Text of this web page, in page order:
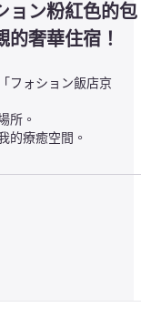
ョン粉紅色的包
的奢華住宿！
フォション飯店京
所。
的療癒空間。
的美食，
ョン粉紅色。